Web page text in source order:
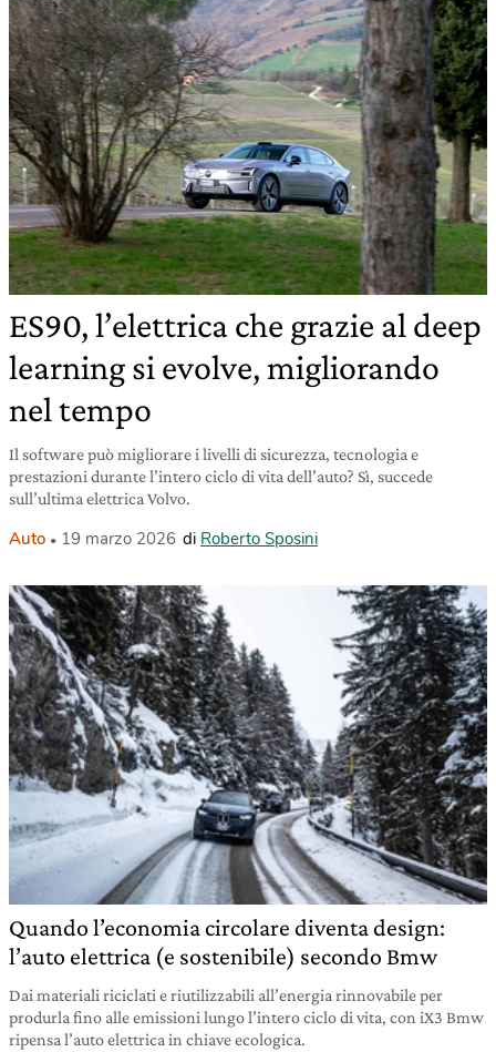
ES90, l’elettrica che grazie al deep
learning si evolve, migliorando
nel tempo
Il software può migliorare i livelli di sicurezza, tecnologia e
prestazioni durante l’intero ciclo di vita dell’auto? Sì, succede
sull’ultima elettrica Volvo.
Auto 19 marzo 2026 di Roberto Sposini
Quando l’economia circolare diventa design:
l’auto elettrica (e sostenibile) secondo Bmw
Dai materiali riciclati e riutilizzabili all’energia rinnovabile per
produrla fino alle emissioni lungo l’intero ciclo di vita, con iX3 Bmw
ripensa l’auto elettrica in chiave ecologica.